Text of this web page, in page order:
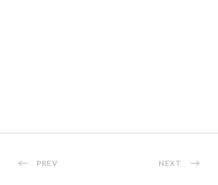
PREV NEXT